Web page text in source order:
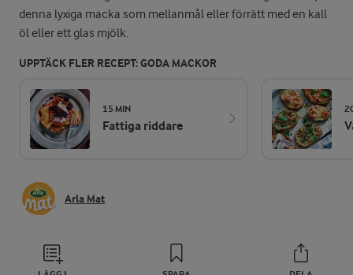
denna lyxiga macka som mellanmål eller förrätt med en kall
öl eller ett glas mjölk.
UPPTÄCK FLER RECEPT: GODA MACKOR
15 MIN
Fattiga riddare
Arla Mat